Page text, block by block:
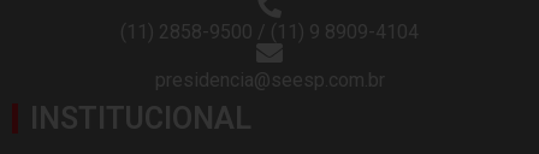
(11) 2858-9500 / (11) 9 8909-4104
presidencia@seesp.com.br
INSTITUCIONAL